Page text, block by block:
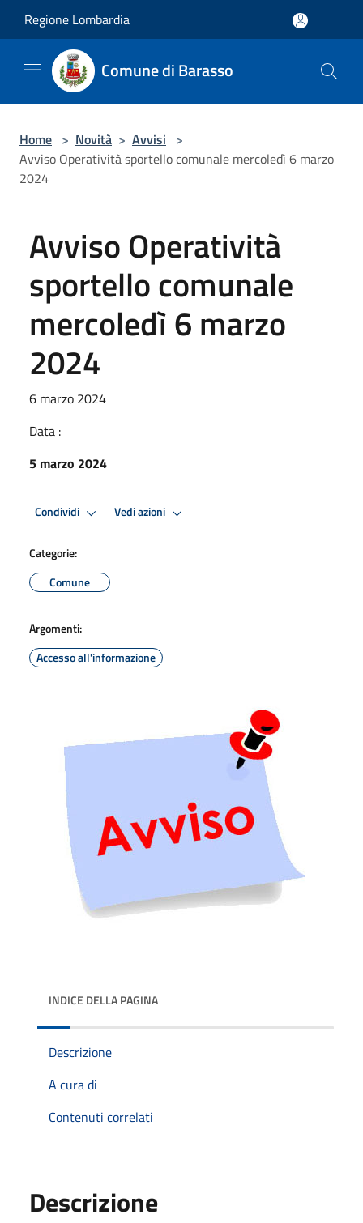
Regione Lombardia
Comune di Barasso
Home > Novità > Avvisi >
Avviso Operatività sportello comunale mercoledì 6 marzo
2024
Avviso Operatività
sportello comunale
mercoledì 6 marzo
2024
6 marzo 2024
Data :
5 marzo 2024
Condividi Vedi azioni
Categorie:
Comune
Argomenti:
Accesso all'informazione
INDICE DELLA PAGINA
Descrizione
A cura di
Contenuti correlati
Descrizione